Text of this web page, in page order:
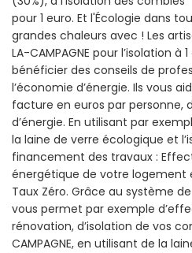
pour 1 euro. Et l'Écologie dans
grandes chaleurs avec ! Les
LA-CAMPAGNE pour l’isolation
bénéficier des conseils de
l’économie d’énergie. Ils vous
facture en euros par personne,
d’énergie. En utilisant par
la laine de verre écologique et
financement des travaux :
énergétique de votre logement
Taux Zéro. Grâce au système
vous permet par exemple
rénovation, d’isolation de vos
CAMPAGNE, en utilisant de la